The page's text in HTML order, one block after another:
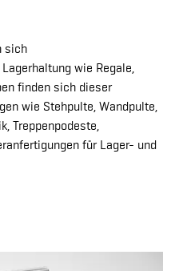
sich
wie Regale,
finden sich dieser
wie Stehpulte, Wandpulte,
Treppenpodeste,
für Lager- und